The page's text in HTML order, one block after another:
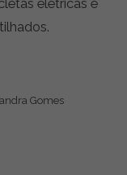
elétricas e
Gomes